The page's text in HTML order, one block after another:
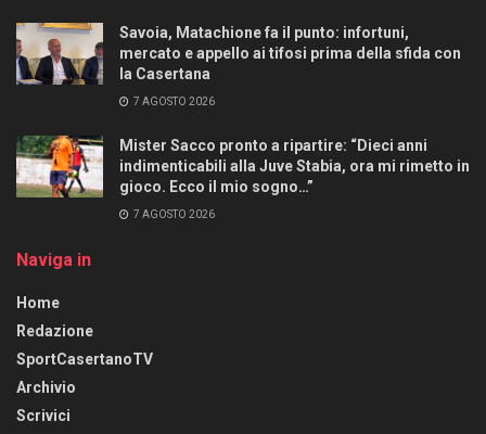
Savoia, Matachione fa il punto: infortuni,
mercato e appello ai tifosi prima della sfida con
la Casertana
7 AGOSTO 2026
Mister Sacco pronto a ripartire: “Dieci anni
indimenticabili alla Juve Stabia, ora mi rimetto in
gioco. Ecco il mio sogno…”
7 AGOSTO 2026
Naviga in
Home
Redazione
SportCasertanoTV
Archivio
Scrivici